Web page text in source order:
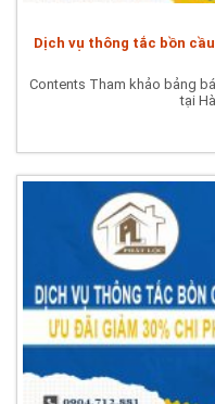
Dịch vụ thông tắc bồn
Contents Tham khảo bảng
tại